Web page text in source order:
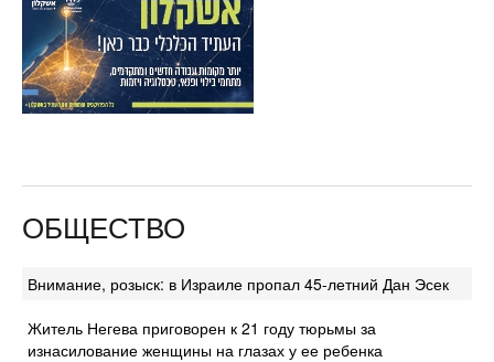
ОБЩЕСТВО
Внимание, розыск: в Израиле пропал 45-летний Дан Эсек
Житель Негева приговорен к 21 году тюрьмы за
изнасилование женщины на глазах у ее ребенка